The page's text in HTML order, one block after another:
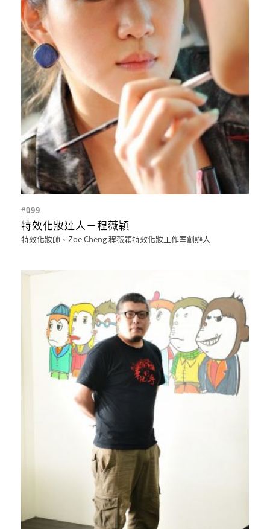
#099
特效化妝達人－程薇穎
特效化妝師、Zoe Cheng 程薇穎特效化妝工作室創辦人